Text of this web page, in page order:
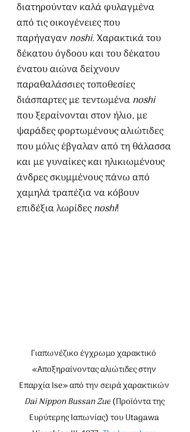
διατηρούνταν καλά φυλαγμένα
από τις οικογένειες που
παρήγαγαν noshi. Χαρακτικά του
δέκατου όγδοου και του δέκατου
ένατου αιώνα δείχνουν
παραθαλάσσιες τοποθεσίες
διάσπαρτες με τεντωμένα noshi
που ξεραίνονται στον ήλιο, με
ψαράδες φορτωμένους αλιώτιδες
που μόλις έβγαλαν από τη θάλασσα
και με γυναίκες και ηλικιωμένους
άνδρες σκυμμένους πάνω από
χαμηλά τραπέζια να κόβουν
επιδέξια λωρίδες noshi!
Γιαπωνέζικο έγχρωμο χαρακτικό
«Αποξηραίνοντας αλιώτιδες στην
Επαρχία Ise» από την σειρά χαρακτικών
Dai Nippon Bussan Zue (Προϊόντα της
Ευρύτερης Ιαπωνίας) του Utagawa